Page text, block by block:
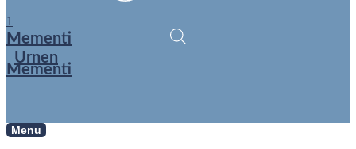
Mementi
Urnen
1
Mementi
Menu